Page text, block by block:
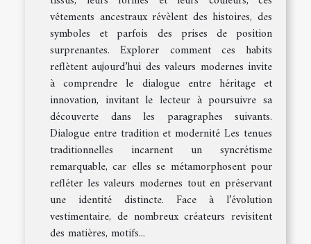
vêtements ancestraux révèlent des histoires, des
symboles et parfois des prises de position
surprenantes. Explorer comment ces habits
reflètent aujourd’hui des valeurs modernes invite
à comprendre le dialogue entre héritage et
innovation, invitant le lecteur à poursuivre sa
découverte dans les paragraphes suivants.
Dialogue entre tradition et modernité Les tenues
traditionnelles incarnent un syncrétisme
remarquable, car elles se métamorphosent pour
refléter les valeurs modernes tout en préservant
une identité distincte. Face à l’évolution
vestimentaire, de nombreux créateurs revisitent
des matières, motifs...